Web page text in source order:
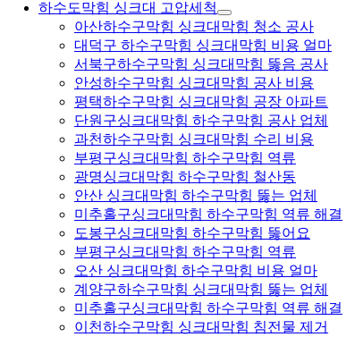
하수도막힘 싱크대 고압세척
아산하수구막힘 싱크대막힘 청소 공사
대덕구 하수구막힘 싱크대막힘 비용 얼마
서북구하수구막힘 싱크대막힘 뚫음 공사
안성하수구막힘 싱크대막힘 공사 비용
평택하수구막힘 싱크대막힘 공장 아파트
단원구싱크대막힘 하수구막힘 공사 업체
과천하수구막힘 싱크대막힘 수리 비용
부평구싱크대막힘 하수구막힘 역류
광명싱크대막힘 하수구막힘 철산동
안산 싱크대막힘 하수구막힘 뚫는 업체
미추홀구싱크대막힘 하수구막힘 역류 해결
도봉구싱크대막힘 하수구막힘 뚫어요
부평구싱크대막힘 하수구막힘 역류
오산 싱크대막힘 하수구막힘 비용 얼마
계양구하수구막힘 싱크대막힘 뚫는 업체
미추홀구싱크대막힘 하수구막힘 역류 해결
이천하수구막힘 싱크대막힘 침전물 제거